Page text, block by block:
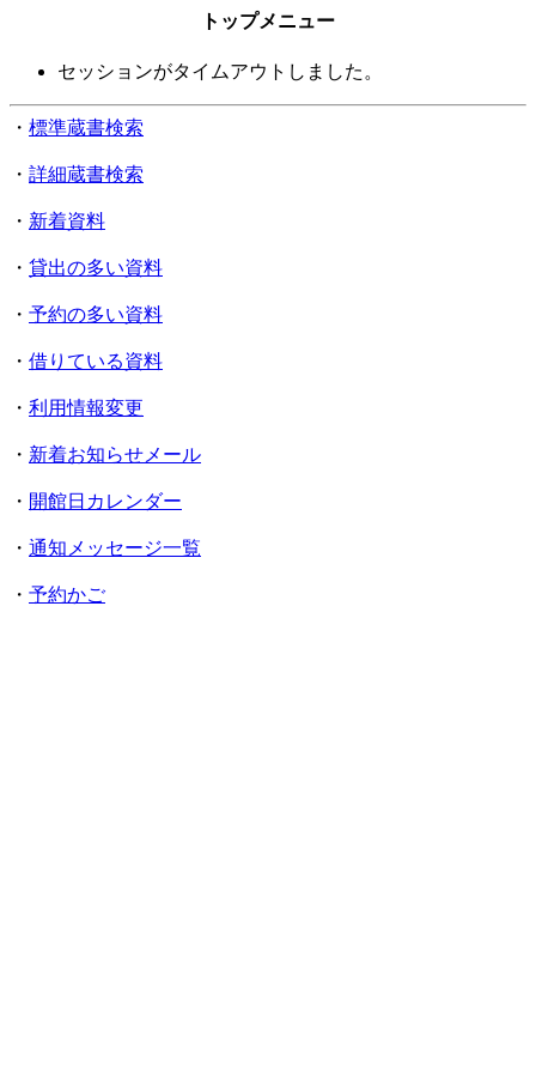
トップメニュー
セッションがタイムアウトしました。
・ 標準蔵書検索
・ 詳細蔵書検索
・ 新着資料
・ 貸出の多い資料
・ 予約の多い資料
・ 借りている資料
・ 利用情報変更
・ 新着お知らせメール
・ 開館日カレンダー
・ 通知メッセージ一覧
・ 予約かご